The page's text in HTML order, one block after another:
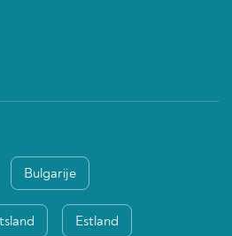
Bulgarije
Estland